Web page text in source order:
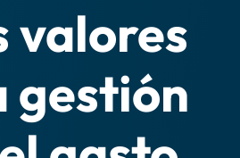
valores
gestión